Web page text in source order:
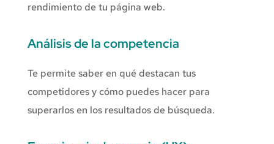
rendimiento de tu página web.
Análisis de la competencia
Te permite saber en qué destacan tus
competidores y cómo puedes hacer para
superarlos en los resultados de búsqueda.